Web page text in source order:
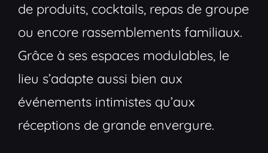
de produits, cocktails, repas de groupe
ou encore rassemblements familiaux.
Grâce à ses espaces modulables, le
lieu s’adapte aussi bien aux
événements intimistes qu’aux
réceptions de grande envergure.